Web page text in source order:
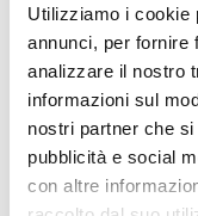
Utilizziamo i cookie
annunci, per fornire
analizzare il nostro
informazioni sul
nostri partner che
pubblicità e social
con altre
Elenco
Codice Fiscale:
Procedura di
Affidamento ai
Aziendale per
comma 7 d.lgs.